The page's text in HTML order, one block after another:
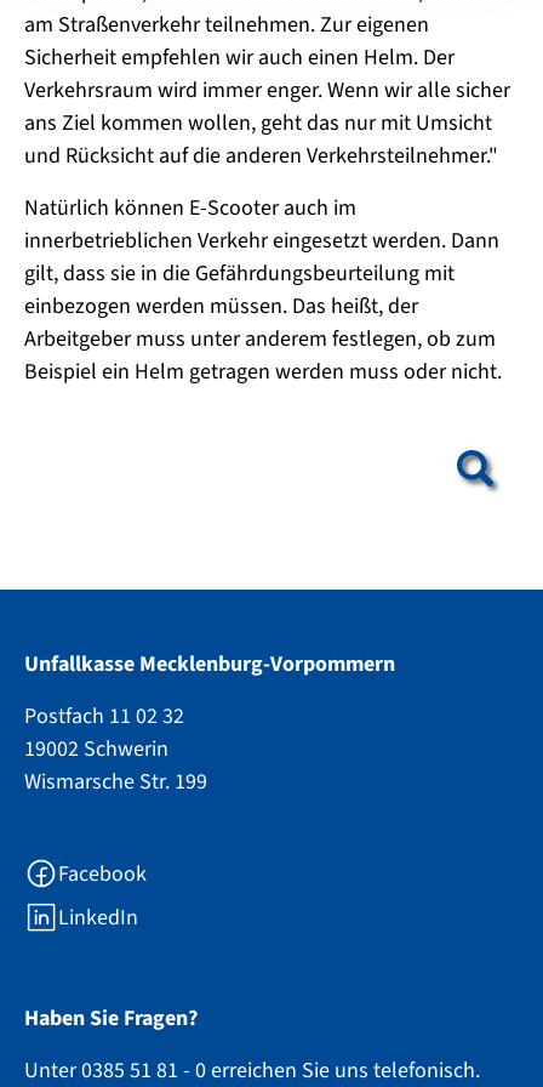
am Straßenverkehr teilnehmen. Zur eigenen
Sicherheit empfehlen wir auch einen Helm. Der
Verkehrsraum wird immer enger. Wenn wir alle sicher
ans Ziel kommen wollen, geht das nur mit Umsicht
und Rücksicht auf die anderen Verkehrsteilnehmer."
Natürlich können E-Scooter auch im
innerbetrieblichen Verkehr eingesetzt werden. Dann
gilt, dass sie in die Gefährdungsbeurteilung mit
einbezogen werden müssen. Das heißt, der
Arbeitgeber muss unter anderem festlegen, ob zum
Beispiel ein Helm getragen werden muss oder nicht.
Unfallkasse Mecklenburg-Vorpommern
Postfach 11 02 32
19002 Schwerin
Wismarsche Str. 199
Facebook
LinkedIn
Haben Sie Fragen?
Unter 0385 51 81 - 0 erreichen Sie uns telefonisch.